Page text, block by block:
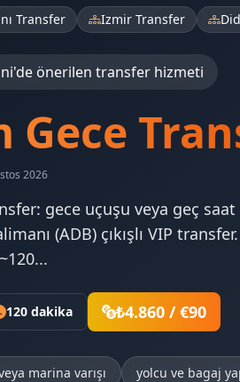
Transfer Izmir Transfer
önerilen transfer hizmeti
Gece
2026
gece uçuşu veya geç
(ADB) çıkışlı VIP
120 dakika ₺4.860 / €90
marina varışı
yolcu ve bagaj